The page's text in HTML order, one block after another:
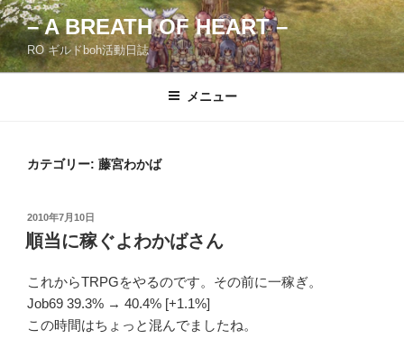
コ
ン
テ
ン
– A BREATH OF HEART –
RO ギルドboh活動日誌
メニュー
カテゴリー: 藤宮わかば
投
稿
日:
2010年7月10日
順当に稼ぐよわかばさん
これからTRPGをやるのです。その前に一稼ぎ。
Job69 39.3% → 40.4% [+1.1%]
この時間はちょっと混んでましたね。